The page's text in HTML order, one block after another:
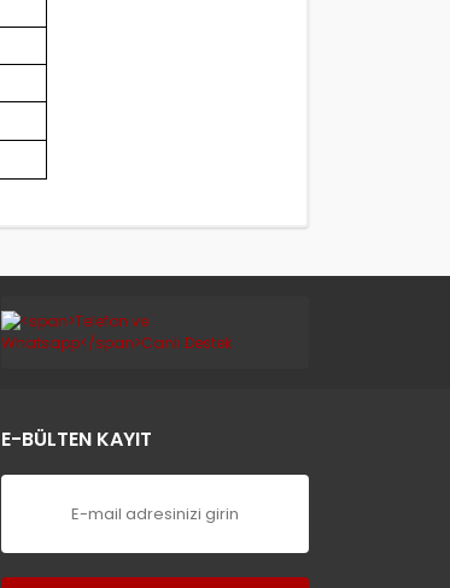
E-BÜLTEN KAYIT